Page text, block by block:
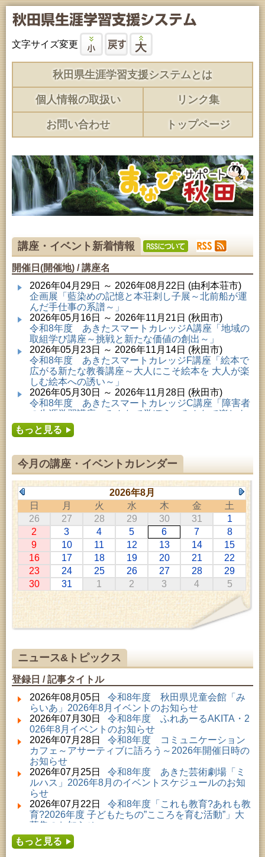
文字サイズ変更
秋田県生涯学習支援システムとは
個人情報の取扱い リンク集
お問い合わせ トップページ
講座・イベント新着情報
開催日(開催地) / 講座名
2026年04月29日 ～ 2026年08月22日 (由利本荘市)
企画展「藍染めの記憶と本荘刺し子展～北前船が運
んだ手仕事の系譜～」
2026年05月16日 ～ 2026年11月21日 (秋田市)
令和8年度 あきたスマートカレッジA講座「地域の
取組学び講座～挑戦と新たな価値の創出～」
2026年05月23日 ～ 2026年11月14日 (秋田市)
令和8年度 あきたスマートカレッジF講座「絵本で
広がる新たな教養講座～大人にこそ絵本を 大人が楽
しむ絵本への誘い～」
2026年05月30日 ～ 2026年11月28日 (秋田市)
令和8年度 あきたスマートカレッジC講座「障害者
の生涯学習講座～みんなで学ぼう、みんなで楽しも
う～」
2026年06月02日 ～ 2026年11月30日 (秋田市)
2026年06月06日 ～ 2026年10月17日 (秋田市)
令和8年度 あきたスマートカレッジD講座「防災講
座～自助力と共助力を高める～」
2026年06月27日 ～ 2026年09月05日 (秋田市)
令和8年度 あきたスマートカレッジB講座「熟議フ
ァシリテーター講座 ～熟議をつくろう！～」
2026年07月01日 ～ 2026年09月23日 (仙北市)
千葉克介写真展 ～自然の息吹～
2026年07月11日 ～ 2026年08月30日 (秋田市)
特別展「わけあって絶滅しました。展」
2026年07月14日 ～ 2026年08月23日 (秋田市)
子どもの読書活動推進事業「夏休みは図書館へ行こ
う－みんなの読みたい！知りたい！学びたい！をお
手伝いします－」（資料展示）
2026年07月25日 ～ 2026年09月06日 (美郷町)
美郷町学友館特別展「加藤明見 森に生きるツキノワ
グマ～1年の記録～」
乳幼児・青少年教育「夏休み資料展示」
2026年08月01日 ～ 2026年08月30日 (秋田市)
成人教育「研修室開放」
2026年08月01日 ～ 2026年08月23日 (秋田市)
乳幼児・青少年教育「図書館クイズラリー」
2026年08月01日 ～ 2026年09月23日 (秋田市)
おかえりなさい！佐竹本三十六歌仙絵とゆかりの名
品
2026年08月01日 ～ 2026年08月23日 (大館市)
清澄コレクション未公開絵画展
2026年08月01日 ～ 2026年08月16日 (秋田市)
音と会話を楽しむ朝の図書館
2026年08月01日 ～ 2026年09月23日 (秋田市)
佐竹氏の名宝、雄大なる歴史を想う～武と雅～
2026年08月01日 ～ 2026年08月23日 (秋田市)
子どもの読書活動推進事業「夏休みは図書館へ行こ
う－みんなの読みたい！知りたい！学びたい！をお
2026年08月01日 ～ 2026年08月25日 (秋田市)
工房雑がみランド2026
もっと見る
今月の講座・イベントカレンダー
2026年8月
日
月 火 水 木 金
土
26
27 28 29 30 31
1
2
3 4 5 6 7
8
9
10 11 12 13 14
15
16
17 18 19 20 21
22
23
24 25 26 27 28
29
30
31 1 2 3 4 5
ニュース&トピックス
登録日 / 記事タイトル
2026年08月05日 令和8年度 秋田県児童会館「み
らいあ」2026年8月イベントのお知らせ
2026年07月30日 令和8年度 ふれあーるAKITA・2
026年8月イベントのお知らせ
2026年07月28日 令和8年度 コミュニケーション
カフェ～アサーティブに語ろう～2026年開催日時の
お知らせ
2026年07月25日 令和8年度 あきた芸術劇場「ミ
ルハス」2026年8月のイベントスケジュールのお知
らせ
2026年07月22日 令和8年度「これも教育?あれも教
育?2026年度 子どもたちの”こころを育む活動”」大
募集のお知らせ
2026年07月16日
夏休み親子体験教室」募集のお知らせ
もっと見る